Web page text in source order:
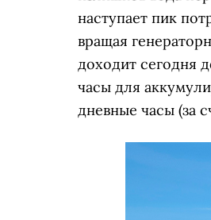
наступает пик
вращая
доходит сегодня
часы для
дневные часы (за